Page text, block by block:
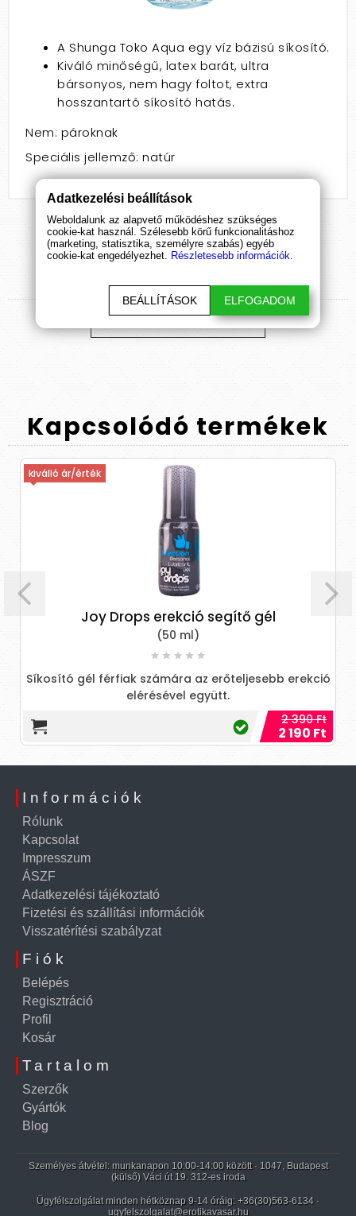
A Shunga Toko Aqua egy víz bázisú síkosító.
Kiváló minőségű, latex barát, ultra
bársonyos, nem hagy foltot, extra
hosszantartó síkosító hatás.
Nem: pároknak
Speciális jellemző: natúr
Termékértékelések
ÉRTÉKELÉS BEKÜLDÉSE
Kapcsolódó termékek
kiválló ár/érték
Joy Drops erekció segítő gél
(50 ml)
Síkosító gél férfiak számára az erőteljesebb erekció
elérésével együtt.
2 390 Ft
2 190 Ft
Információk
Rólunk
Kapcsolat
Impresszum
ÁSZF
Adatkezelési tájékoztató
Fizetési és szállítási információk
Visszatérítési szabályzat
Fiók
Belépés
Regisztráció
Profil
Kosár
Tartalom
Szerzők
Gyártók
Blog
Személyes átvétel: munkanapon 10:00-14:00 között · 1047, Budapest
(külső) Váci út 19. 312-es iroda
Ügyfélszolgálat minden hétköznap 9-14 óráig: +36(30)563-6134 ·
ugyfelszolgalat@erotikavasar.hu
Adatkezelési beállítások
Weboldalunk az alapvető működéshez szükséges
cookie-kat használ. Szélesebb körű funkcionalitáshoz
(marketing, statisztika, személyre szabás) egyéb
cookie-kat engedélyezhet. Részletesebb információk.
BEÁLLÍTÁSOK ELFOGADOM